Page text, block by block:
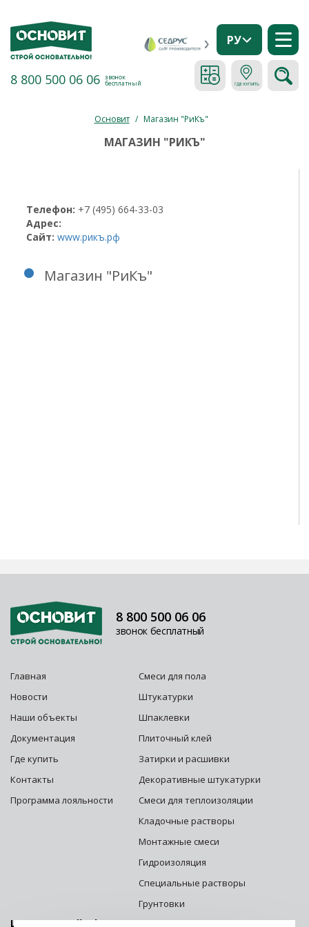
8 800 500 06 06 звонок
бесплатный
РУ
Основит / Магазин "РиКъ"
МАГАЗИН "РИКЪ"
Телефон: +7 (495) 664-33-03
Адрес:
Сайт: www.рикъ.рф
Магазин "РиКъ"
Главная
Новости
Наши объекты
Документация
Где купить
Контакты
Программа лояльности
Смеси для пола
Штукатурки
Шпаклевки
Плиточный клей
Затирки и расшивки
Декоративные штукатурки
Смеси для теплоизоляции
Кладочные растворы
Монтажные смеси
Гидроизоляция
Специальные растворы
Грунтовки
8 800 500 06 06
звонок бесплатный
Центральный офис г. Москва: